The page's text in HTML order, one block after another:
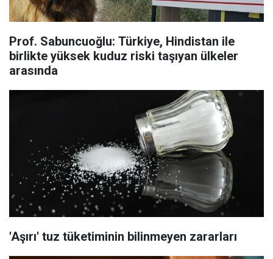
Prof. Sabuncuoğlu: Türkiye, Hindistan ile
birlikte yüksek kuduz riski taşıyan ülkeler
arasında
'Aşırı' tuz tüketiminin bilinmeyen zararları